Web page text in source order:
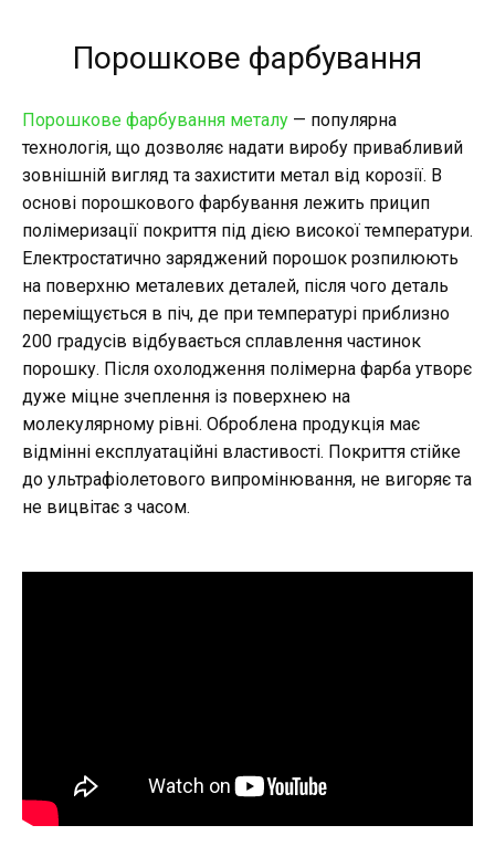
Порошкове фарбування
Порошкове фарбування металу — популярна
технологія, що дозволяє надати виробу привабливий
зовнішній вигляд та захистити метал від корозії. В
основі порошкового фарбування лежить прицип
полімеризації покриття під дією високої температури.
Електростатично заряджений порошок розпилюють
на поверхню металевих деталей, після чого деталь
переміщується в піч, де при температурі приблизно
200 градусів відбувається сплавлення частинок
порошку. Після охолодження полімерна фарба утворє
дуже міцне зчеплення із поверхнею на
молекулярному рівні. Оброблена продукція має
відмінні експлуатаційні властивості. Покриття стійке
до ультрафіолетового випромінювання, не вигоряє та
не вицвітає з часом.